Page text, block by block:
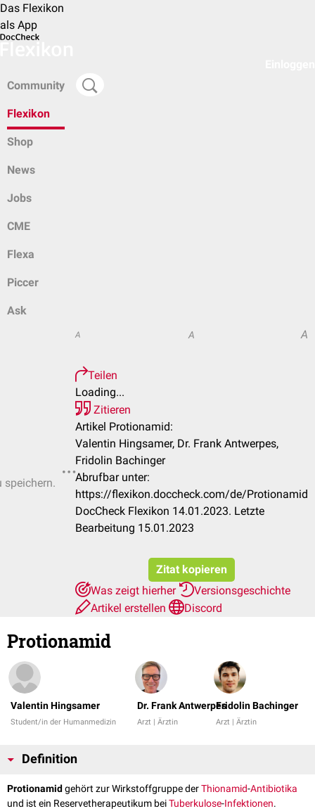
Das Flexikon
als App
Community
Flexikon
Shop
News
Jobs
CME
Flexa
Piccer
Ask
speichern.
A A A
Teilen
Loading...
Zitieren
Artikel Protionamid:
Valentin Hingsamer, Dr. Frank Antwerpes,
Fridolin Bachinger
Abrufbar unter:
https://flexikon.doccheck.com/de/Protionamid
DocCheck Flexikon 14.01.2023. Letzte
Bearbeitung 15.01.2023
Zitat kopieren
Was zeigt hierher
Versionsgeschichte
Artikel erstellen
Discord
Protionamid
Valentin Hingsamer
Student/in der Humanmedizin
Dr. Frank Antwerpes
Arzt | Ärztin
Fridolin Bachinger
Arzt | Ärztin
Definition
Protionamid gehört zur Wirkstoffgruppe derThionamid-Antibiotika
und ist ein Reservetherapeutikum beiTuberkulose-Infektionen.